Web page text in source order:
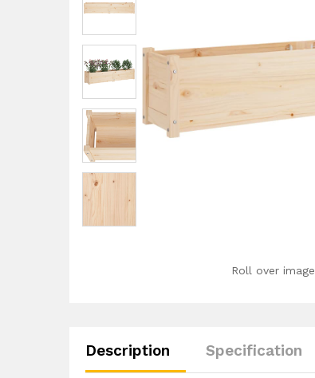
Producto para mascotas
y animales
Roll over
Description Specification